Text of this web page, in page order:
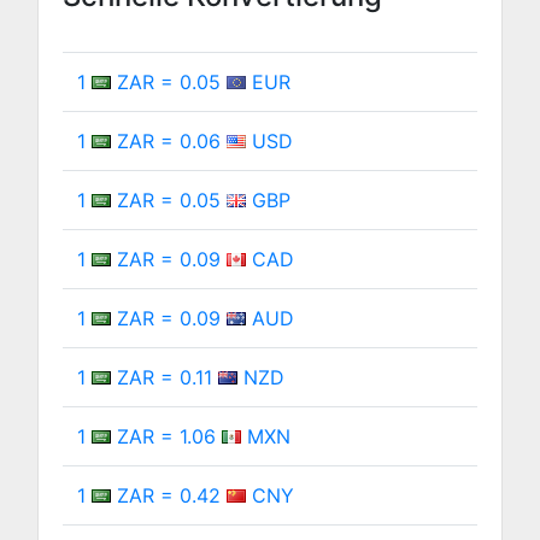
1 ZAR = 0.05 EUR
1 ZAR = 0.06 USD
1 ZAR = 0.05 GBP
1 ZAR = 0.09 CAD
1 ZAR = 0.09 AUD
1 ZAR = 0.11 NZD
1 ZAR = 1.06 MXN
1 ZAR = 0.42 CNY